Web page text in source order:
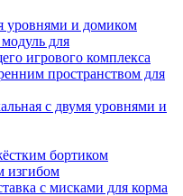
уровнями и домиком
для
игрового комплекса
пространством для
с двумя уровнями и
бортиком
изгибом
с мисками для корма